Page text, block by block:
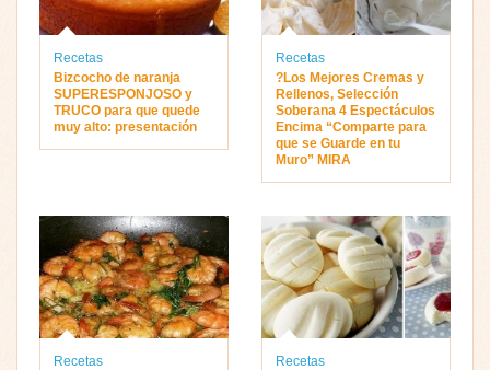
Recetas
Bizcocho de naranja
SUPERESPONJOSO y
TRUCO para que quede
muy alto: presentación
Recetas
?Los Mejores Cremas y
Rellenos, Selección
Soberana 4 Espectáculos
Encima “Comparte para
que se Guarde en tu
Muro” MIRA
Recetas
Recetas